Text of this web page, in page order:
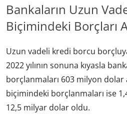
Bankaların Uzun
Biçimindeki Borçları
Uzun vadeli kredi borcu
2022 yılının sonuna kıyasla
borçlanmaları 603 milyon dolar
biçimindeki borçlanmaları ise
12,5 milyar dolar oldu.